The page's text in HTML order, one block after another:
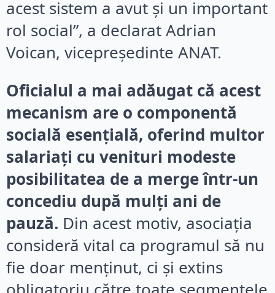
acest sistem a avut și un important
rol social”, a declarat Adrian
Voican, vicepreședinte ANAT.
Oficialul a mai adăugat că acest
mecanism are o componentă
socială esențială, oferind multor
salariați cu venituri modeste
posibilitatea de a merge într-un
concediu după mulți ani de
pauză. Din acest motiv, asociația
consideră vital ca programul să nu
fie doar menținut, ci și extins